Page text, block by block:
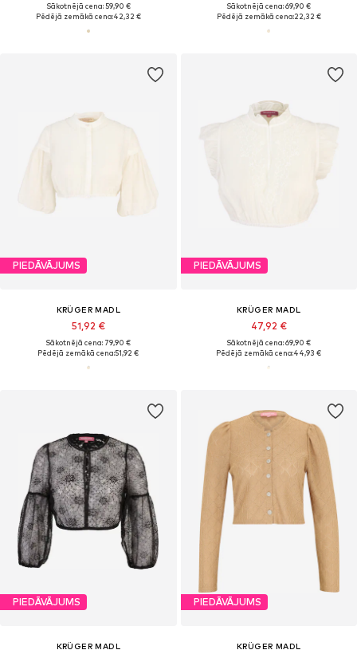
Sākotnējā cena: 59,90 €
Pēdējā zemākā cena:42,32 €
Sākotnējā cena: 69,90 €
Pēdējā zemākā cena:22,32 €
PIEDĀVĀJUMS
KRÜGER MADL
51,92 €
Sākotnējā cena: 79,90 €
Pēdējā zemākā cena:51,92 €
PIEDĀVĀJUMS
KRÜGER MADL
47,92 €
Sākotnējā cena: 69,90 €
Pēdējā zemākā cena:44,93 €
PIEDĀVĀJUMS
KRÜGER MADL
PIEDĀVĀJUMS
KRÜGER MADL